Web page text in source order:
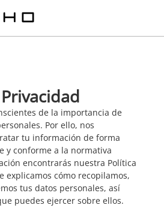
de la importancia de
Por ello, nos
tu información de forma
y conforme a la normativa
encontrarás nuestra Política
explicamos cómo recopilamos,
tus datos personales, así
puedes ejercer sobre ellos.